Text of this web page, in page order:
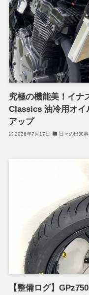
究極の機能美！イナ
Classics 油冷用オイ
アップ
2026年7月17日 日々の出来事
【整備ログ】